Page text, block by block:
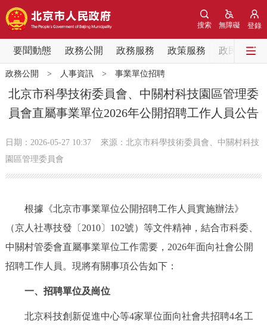
登錄
無障礙
搜索
要聞動態 政務公開 政務服務 政策服務 政民互動
要聞動態
黨中央精神 國務院資訊
北京要聞 會議資訊 部門動態
政務公開
市領導 機構職能 政策服務
政策兌現 政策解讀 回應關切
政務服務
政務公開 > 人事資訊> 事業單位招聘
北京市科學技術委員會、中關村科技園區管理委
員會直屬事業單位2026年公開招聘工作人員公告
日期：2026-05-27 10:37
來源：北京市科學技術委員會、中關村科技
園區管理委員會
根據《北京市事業單位公開招聘工作人員實施辦法》
（京人社專技發〔2010〕102號）等文件精神，結合市科委、
中關村管委會直屬事業單位工作需要，2026年面向社會公開
招聘工作人員。現將有關事項公告如下：
一、招聘單位及崗位
北京科技創新促進中心等4家單位面向社會共招聘4名工